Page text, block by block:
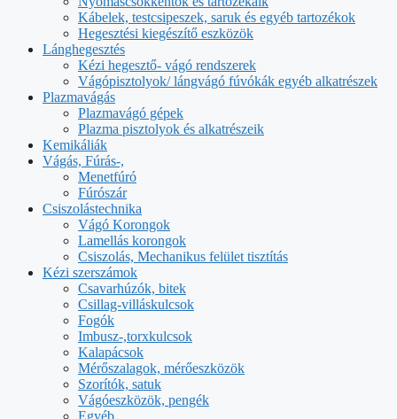
Kábelek, testcsipeszek, saruk és egyéb tartozékok
Hegesztési kiegészítő eszközök
Lánghegesztés
Kézi hegesztő- vágó rendszerek
Vágópisztolyok/ lángvágó fúvókák egyéb alkatrészek
Plazmavágás
Plazmavágó gépek
Plazma pisztolyok és alkatrészeik
Kemikáliák
Vágás, Fúrás-,
Menetfúró
Fúrószár
Csiszolástechnika
Vágó Korongok
Lamellás korongok
Csiszolás, Mechanikus felület tisztítás
Kézi szerszámok
Csavarhúzók, bitek
Csillag-villáskulcsok
Fogók
Imbusz-,torxkulcsok
Kalapácsok
Mérőszalagok, mérőeszközök
Szorítók, satuk
Vágóeszközök, pengék
Egyéb